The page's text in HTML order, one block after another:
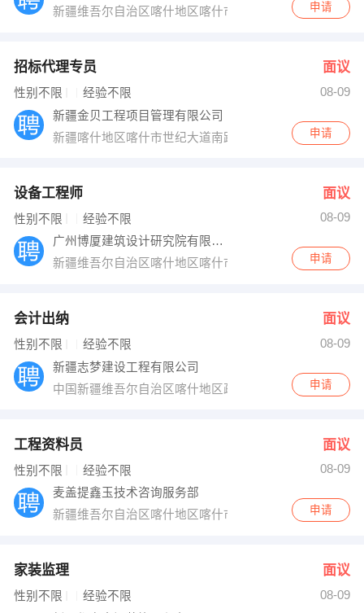
新疆维吾尔自治区喀什地区喀什市人民西路65
申请
招标代理专员 面议
性别不限 经验不限
08-09
新疆金贝工程项目管理有限公司
新疆喀什地区喀什市世纪大道南路66号
申请
设备工程师 面议
性别不限 经验不限
08-09
广州博厦建筑设计研究院有限公司喀什分公司
新疆维吾尔自治区喀什地区喀什市多来特巴格路6号
申请
会计出纳 面议
性别不限 经验不限
08-09
新疆志梦建设工程有限公司
中国新疆维吾尔自治区喀什地区疏勒县巴仁乡东盛路
申请
工程资料员 面议
性别不限 经验不限
08-09
麦盖提鑫玉技术咨询服务部
新疆维吾尔自治区喀什地区喀什市
申请
家装监理 面议
性别不限 经验不限
08-09